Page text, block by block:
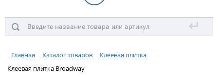
↵
Главная Каталог товаров
Клеевая плитка
Клеевая плитка Broadway